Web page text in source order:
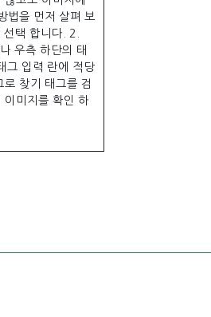
법을 먼저 살펴 보
택 합니다. 2.
우측 하단의 태
그 입력 란에 적당
찾기 태그를 검
이미지를 확인 하